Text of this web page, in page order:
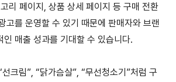
리 페이지
상품 상세 페이지 등 구매 전환
고를 운영할 수 있기 때문에 판매자와 브랜
인 매출 성과를 기대할 수 있습니다.
선크림”, “닭가슴살”, “무선청소기 ”처럼 구